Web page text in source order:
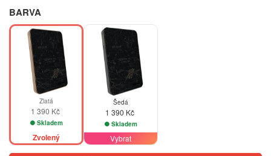
BARVA
Zlatá
1 390 Kč
Skladem
Zvolený
Šedá
1 390 Kč
Skladem
Vybrat